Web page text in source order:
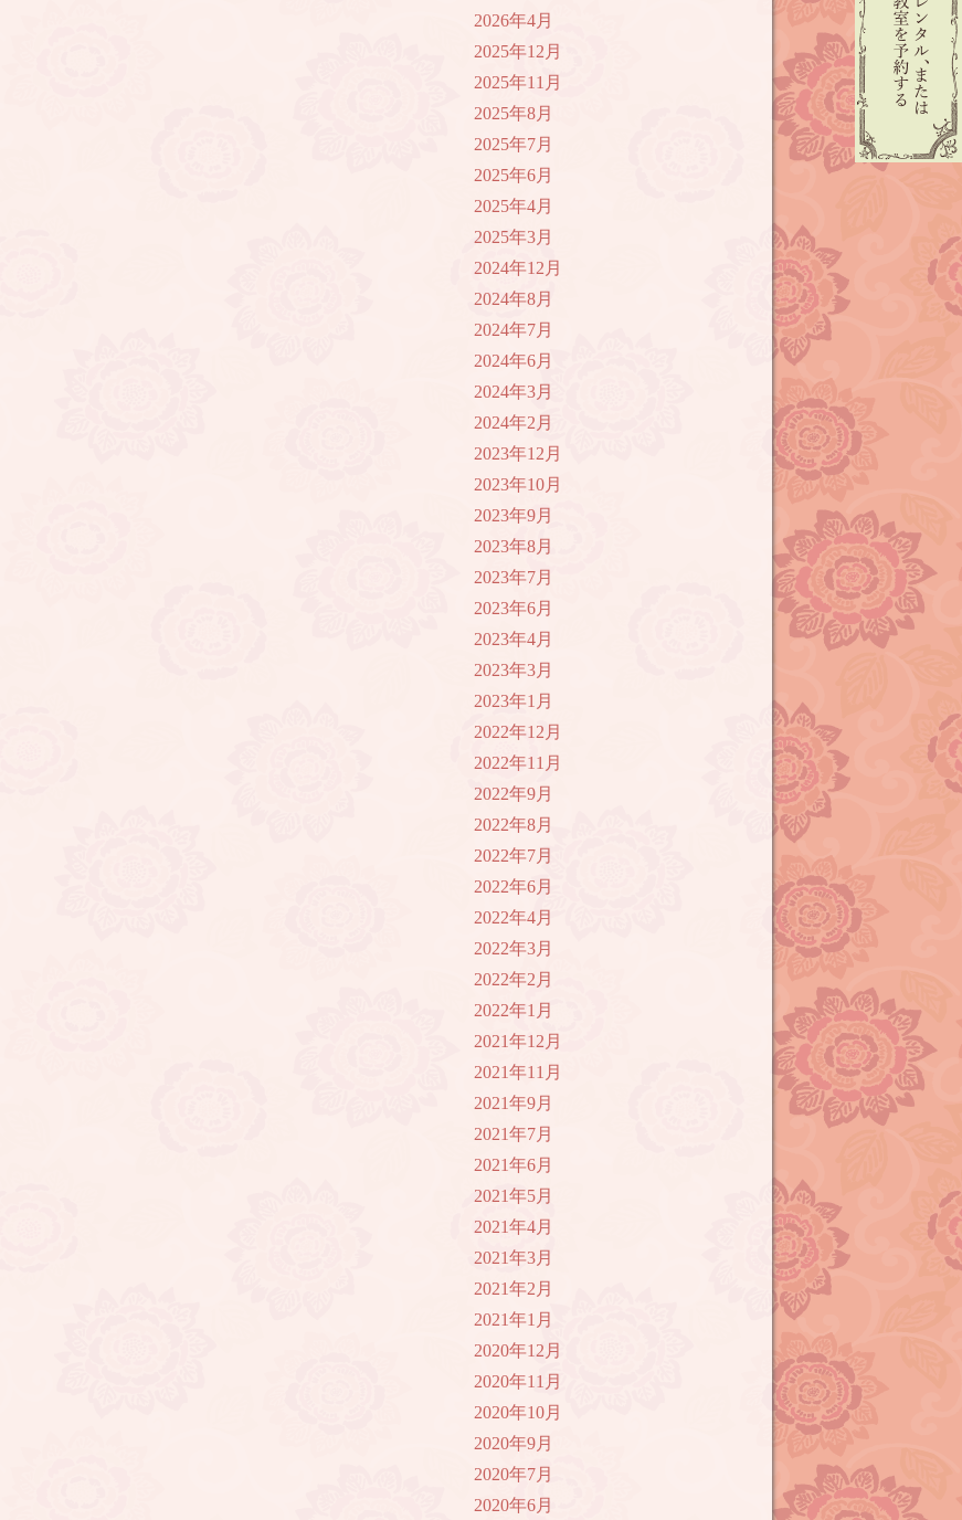
2026年4月
2025年12月
2025年11月
2025年8月
2025年7月
2025年6月
2025年4月
2025年3月
2024年12月
2024年8月
2024年7月
2024年6月
2024年3月
2024年2月
2023年12月
2023年10月
2023年9月
2023年8月
2023年7月
2023年6月
2023年4月
2023年3月
2023年1月
2022年12月
2022年11月
2022年9月
2022年8月
2022年7月
2022年6月
2022年4月
2022年3月
2022年2月
2022年1月
2021年12月
2021年11月
2021年9月
2021年7月
2021年6月
2021年5月
2021年4月
2021年3月
2021年2月
2021年1月
2020年12月
2020年11月
2020年10月
2020年9月
2020年7月
2020年6月